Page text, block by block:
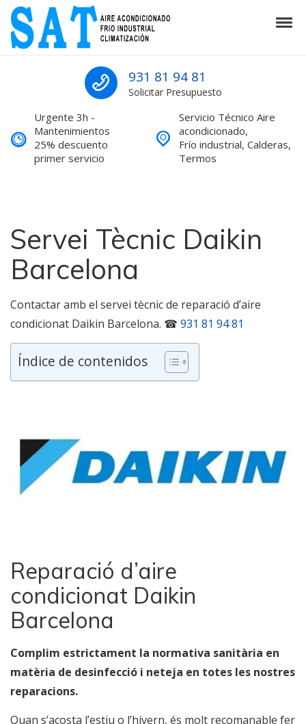
Skip to navigation
Skip to content
SAT Aire acondicionado Barcelona
SAT Aire acondicionado Barcelona Servicio Técnico
931 81 94 81
Solicitar Presupuesto
Urgente 3h -
Mantenimientos
25% descuento
primer servicio
Servicio Técnico Aire
acondicionado,
Frío industrial, Calderas,
Termos
Servei Tècnic Daikin
Barcelona
Contactar amb el servei tècnic de reparació d’aire
condicionat Daikin Barcelona. ☎ 931 81 94 81
Índice de contenidos
Reparació d’aire
condicionat Daikin
Barcelona
Complim estrictament la normativa sanitària en
matèria de desinfecció i neteja en totes les nostres
reparacions.
Quan s’acosta l’estiu o l’hivern, és molt recomanable fer